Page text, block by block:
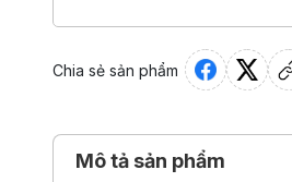
Chia sẻ sản phẩm
Mô tả sản phẩm